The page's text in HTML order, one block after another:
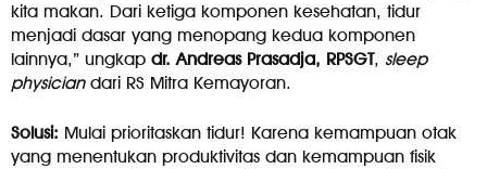
kita makan. Dari ketiga komponen kesehatan, tidur
menjadi dasar yang menopang kedua komponen
lainnya,” ungkap dr. Andreas Prasadja, RPSGT, sleep
physiciandari RS Mitra Kemayoran.
Solusi: Mulai prioritaskan tidur! Karena kemampuan otak
yang menentukan produktivitas dan kemampuan fisik